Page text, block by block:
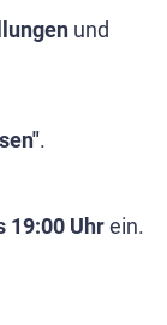
und
.
19:00 Uhrein.